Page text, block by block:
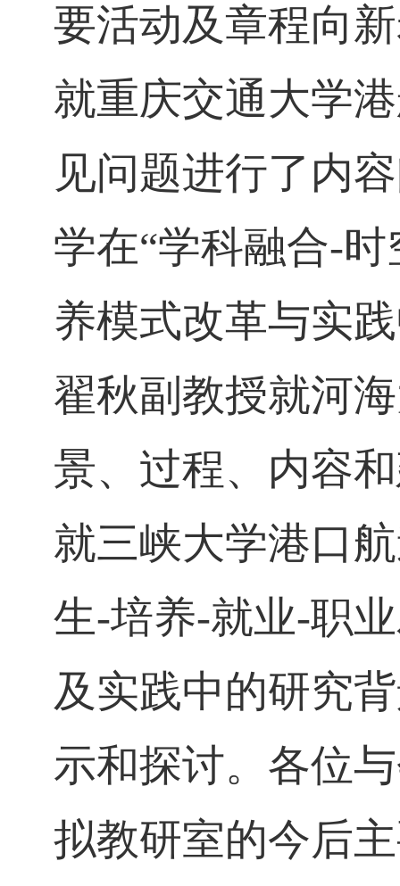
要活动及章程向
就重庆交通大学
见问题进行了内
学在“学科融合-时
养模式改革与实
翟秋副教授就河
景、过程、内容
就三峡大学港口
生-培养-就业-职
及实践中的研究
示和探讨。各位
拟教研室的今后